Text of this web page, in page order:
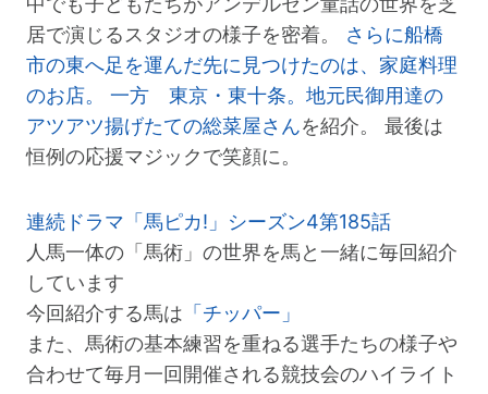
居で演じるスタジオの様子を密着。 さらに船橋
市の東へ足を運んだ先に見つけたのは、家庭料理
のお店。 一方 東京・東十条。地元民御用達の
アツアツ揚げたての総菜屋さんを紹介。 最後は
恒例の応援マジックで笑顔に。
連続ドラマ「馬ピカ!」シーズン4第185話
人馬一体の「馬術」の世界を馬と一緒に毎回紹介
しています
今回紹介する馬は 「チッパー」
また、馬術の基本練習を重ねる選手たちの様子や
合わせて毎月一回開催される競技会のハイライト